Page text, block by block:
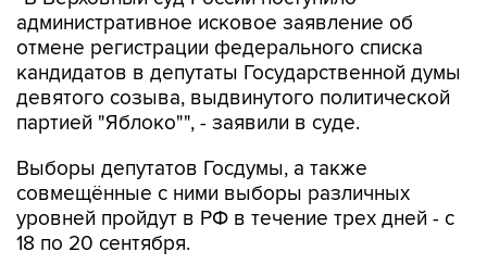
кандидатов в депутаты Государственной думы
девятого созыва, выдвинутого политической
партией "Яблоко"", - заявили в суде.
Выборы депутатов Госдумы, а также
уровней пройдут в РФ в течение трех дней - с
18 по 20 сентября.
Центризбирком России